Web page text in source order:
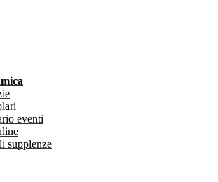
eventi
supplenze